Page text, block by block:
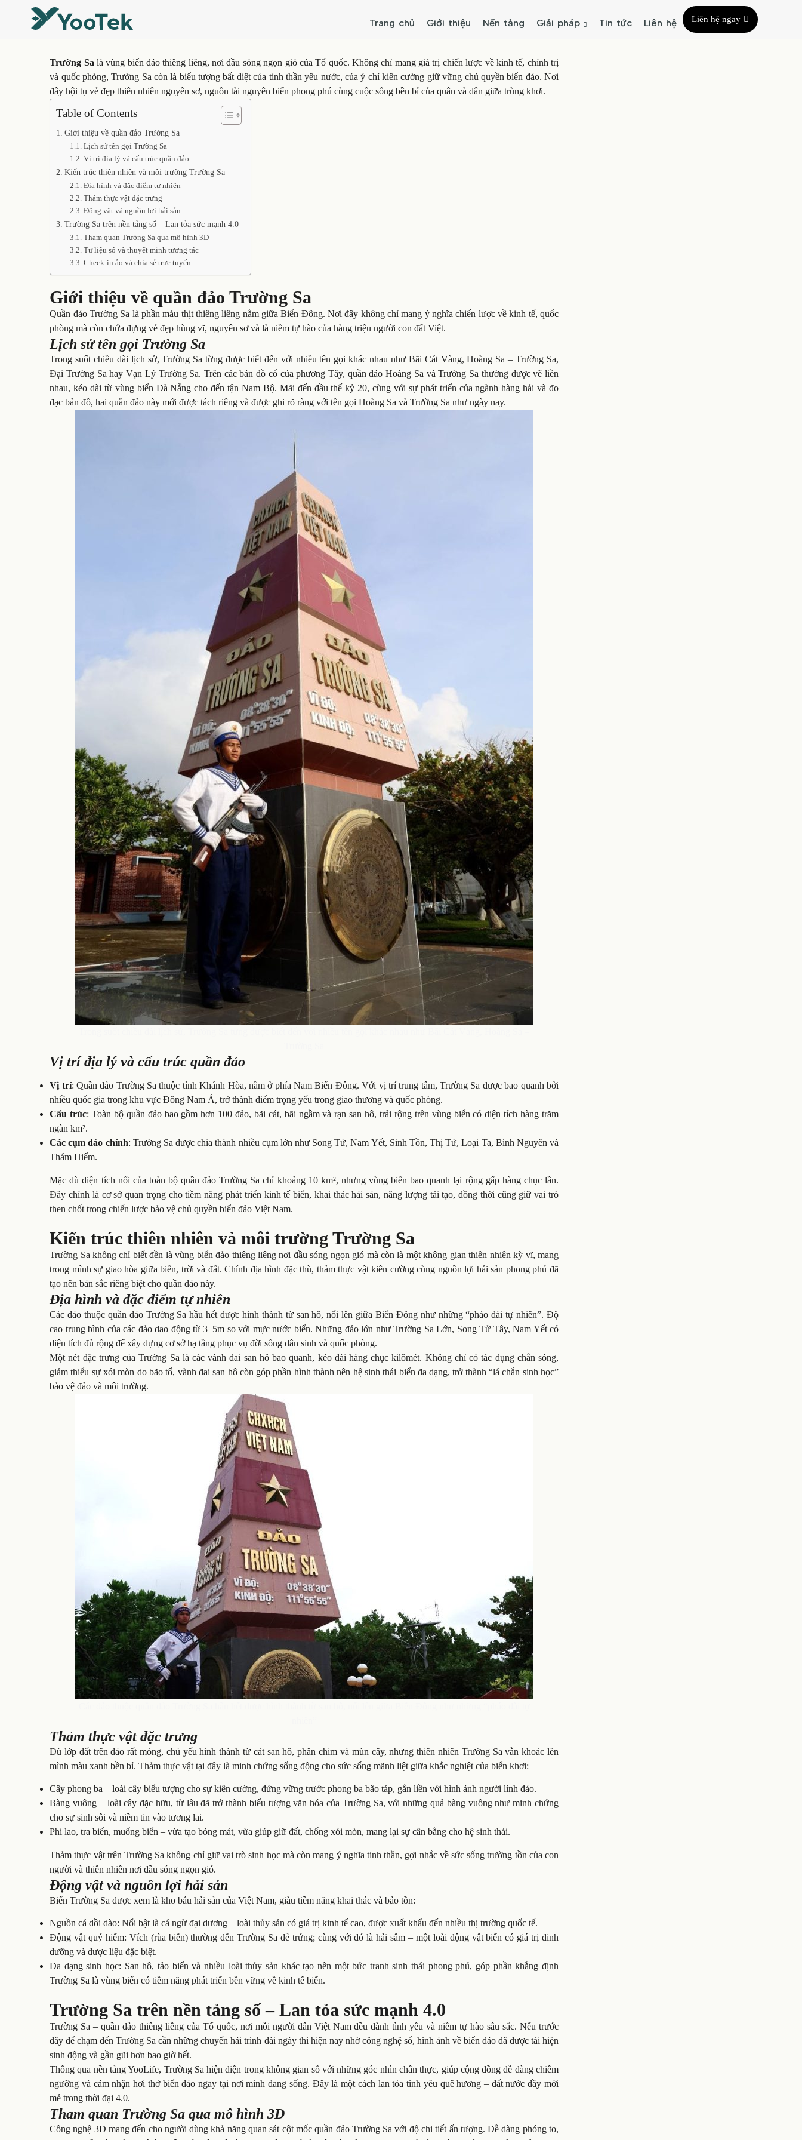
Trang chủ Giới thiệu Nền tảng Giải pháp Tin tức Liên hệ Liên hệ ngay
Trường Sa là vùng biển đảo thiêng liêng, nơi đầu sóng ngọn gió của Tổ quốc. Không chỉ mang giá trị chiến lược về kinh tế, chính trị
và quốc phòng, Trường Sa còn là biểu tượng bất diệt của tinh thần yêu nước, của ý chí kiên cường giữ vững chủ quyền biển đảo. Nơi
đây hội tụ vẻ đẹp thiên nhiên nguyên sơ, nguồn tài nguyên biển phong phú cùng cuộc sống bền bỉ của quân và dân giữa trùng khơi.
Table of Contents
Giới thiệu về quần đảo Trường Sa
Lịch sử tên gọi Trường Sa
Vị trí địa lý và cấu trúc quần đảo
Kiến trúc thiên nhiên và môi trường Trường Sa
Địa hình và đặc điểm tự nhiên
Thảm thực vật đặc trưng
Động vật và nguồn lợi hải sản
Trường Sa trên nền tảng số – Lan tỏa sức mạnh 4.0
Tham quan Trường Sa qua mô hình 3D
Tư liệu số và thuyết minh tương tác
Check-in ảo và chia sẻ trực tuyến
Giới thiệu về quần đảo Trường Sa
Quần đảo Trường Sa là phần máu thịt thiêng liêng nằm giữa Biển Đông. Nơi đây không chỉ mang ý nghĩa chiến lược về kinh tế, quốc
phòng mà còn chứa đựng vẻ đẹp hùng vĩ, nguyên sơ và là niềm tự hào của hàng triệu người con đất Việt.
Lịch sử tên gọi Trường Sa
Trong suốt chiều dài lịch sử, Trường Sa từng được biết đến với nhiều tên gọi khác nhau như Bãi Cát Vàng, Hoàng Sa – Trường Sa,
Đại Trường Sa hay Vạn Lý Trường Sa. Trên các bản đồ cổ của phương Tây, quần đảo Hoàng Sa và Trường Sa thường được vẽ liền
nhau, kéo dài từ vùng biển Đà Nẵng cho đến tận Nam Bộ. Mãi đến đầu thế kỷ 20, cùng với sự phát triển của ngành hàng hải và đo
đạc bản đồ, hai quần đảo này mới được tách riêng và được ghi rõ ràng với tên gọi Hoàng Sa và Trường Sa như ngày nay.
Vị trí địa lý và cấu trúc quần đảo
Vị trí: Quần đảo Trường Sa thuộc tỉnh Khánh Hòa, nằm ở phía Nam Biển Đông. Với vị trí trung tâm, Trường Sa được bao quanh bởi
nhiều quốc gia trong khu vực Đông Nam Á, trở thành điểm trọng yếu trong giao thương và quốc phòng.
Cấu trúc: Toàn bộ quần đảo bao gồm hơn 100 đảo, bãi cát, bãi ngầm và rạn san hô, trải rộng trên vùng biển có diện tích hàng trăm
ngàn km².
Các cụm đảo chính: Trường Sa được chia thành nhiều cụm lớn như Song Tử, Nam Yết, Sinh Tồn, Thị Tứ, Loại Ta, Bình Nguyên và
Thám Hiểm.
Mặc dù diện tích nổi của toàn bộ quần đảo Trường Sa chỉ khoảng 10 km², nhưng vùng biển bao quanh lại rộng gấp hàng chục lần.
Đây chính là cơ sở quan trọng cho tiềm năng phát triển kinh tế biển, khai thác hải sản, năng lượng tái tạo, đồng thời cũng giữ vai trò
then chốt trong chiến lược bảo vệ chủ quyền biển đảo Việt Nam.
Kiến trúc thiên nhiên và môi trường Trường Sa
Trường Sa không chỉ biết đền là vùng biển đảo thiêng liêng nơi đầu sóng ngọn gió mà còn là một không gian thiên nhiên kỳ vĩ, mang
trong mình sự giao hòa giữa biển, trời và đất. Chính địa hình đặc thù, thảm thực vật kiên cường cùng nguồn lợi hải sản phong phú đã
tạo nên bản sắc riêng biệt cho quần đảo này.
Địa hình và đặc điểm tự nhiên
Các đảo thuộc quần đảo Trường Sa hầu hết được hình thành từ san hô, nổi lên giữa Biển Đông như những “pháo đài tự nhiên”. Độ
cao trung bình của các đảo dao động từ 3–5m so với mực nước biển. Những đảo lớn như Trường Sa Lớn, Song Tử Tây, Nam Yết có
diện tích đủ rộng để xây dựng cơ sở hạ tầng phục vụ đời sống dân sinh và quốc phòng.
Một nét đặc trưng của Trường Sa là các vành đai san hô bao quanh, kéo dài hàng chục kilômét. Không chỉ có tác dụng chắn sóng,
giảm thiểu sự xói mòn do bão tố, vành đai san hô còn góp phần hình thành nên hệ sinh thái biển đa dạng, trở thành “lá chắn sinh học”
bảo vệ đảo và môi trường.
Thảm thực vật đặc trưng
Dù lớp đất trên đảo rất mỏng, chủ yếu hình thành từ cát san hô, phân chim và mùn cây, nhưng thiên nhiên Trường Sa vẫn khoác lên
mình màu xanh bền bỉ. Thảm thực vật tại đây là minh chứng sống động cho sức sống mãnh liệt giữa khắc nghiệt của biển khơi:
Cây phong ba – loài cây biểu tượng cho sự kiên cường, đứng vững trước phong ba bão táp, gắn liền với hình ảnh người lính đảo.
Bàng vuông – loài cây đặc hữu, từ lâu đã trở thành biểu tượng văn hóa của Trường Sa, với những quả bàng vuông như minh chứng
cho sự sinh sôi và niềm tin vào tương lai.
Phi lao, tra biển, muống biển – vừa tạo bóng mát, vừa giúp giữ đất, chống xói mòn, mang lại sự cân bằng cho hệ sinh thái.
Thảm thực vật trên Trường Sa không chỉ giữ vai trò sinh học mà còn mang ý nghĩa tinh thần, gợi nhắc về sức sống trường tồn của con
người và thiên nhiên nơi đầu sóng ngọn gió.
Động vật và nguồn lợi hải sản
Biển Trường Sa được xem là kho báu hải sản của Việt Nam, giàu tiềm năng khai thác và bảo tồn:
Nguồn cá dồi dào: Nổi bật là cá ngừ đại dương – loài thủy sản có giá trị kinh tế cao, được xuất khẩu đến nhiều thị trường quốc tế.
Động vật quý hiếm: Vích (rùa biển) thường đến Trường Sa đẻ trứng; cùng với đó là hải sâm – một loài động vật biển có giá trị dinh
dưỡng và dược liệu đặc biệt.
Đa dạng sinh học: San hô, tảo biển và nhiều loài thủy sản khác tạo nên một bức tranh sinh thái phong phú, góp phần khẳng định
Trường Sa là vùng biển có tiềm năng phát triển bền vững về kinh tế biển.
Trường Sa trên nền tảng số – Lan tỏa sức mạnh 4.0
Trường Sa – quần đảo thiêng liêng của Tổ quốc, nơi mỗi người dân Việt Nam đều dành tình yêu và niềm tự hào sâu sắc. Nếu trước
đây để chạm đến Trường Sa cần những chuyến hải trình dài ngày thì hiện nay nhờ công nghệ số, hình ảnh về biển đảo đã được tái hiện
sinh động và gần gũi hơn bao giờ hết.
Thông qua nền tảng YooLife, Trường Sa hiện diện trong không gian số với những góc nhìn chân thực, giúp cộng đồng dễ dàng chiêm
ngưỡng và cảm nhận hơi thở biển đảo ngay tại nơi mình đang sống. Đây là một cách lan tỏa tình yêu quê hương – đất nước đầy mới
mẻ trong thời đại 4.0.
Tham quan Trường Sa qua mô hình 3D
Công nghệ 3D mang đến cho người dùng khả năng quan sát cột mốc quần đảo Trường Sa với độ chi tiết ấn tượng. Dễ dàng phóng to,